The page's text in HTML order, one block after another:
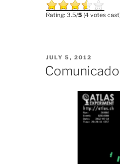
Rating: 3.5/5 (4 votes
POSTED
ON
JULY 5, 2012